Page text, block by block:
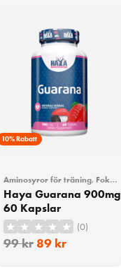
10% Rabatt
Aminosyror för träning, Fokus
och koncentration
Haya Guarana 900mg
60 Kapslar
(0)
99kr 89 kr